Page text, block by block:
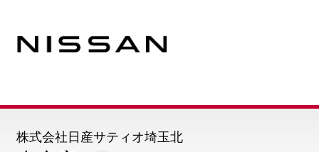
株式会社日産サティオ埼玉北